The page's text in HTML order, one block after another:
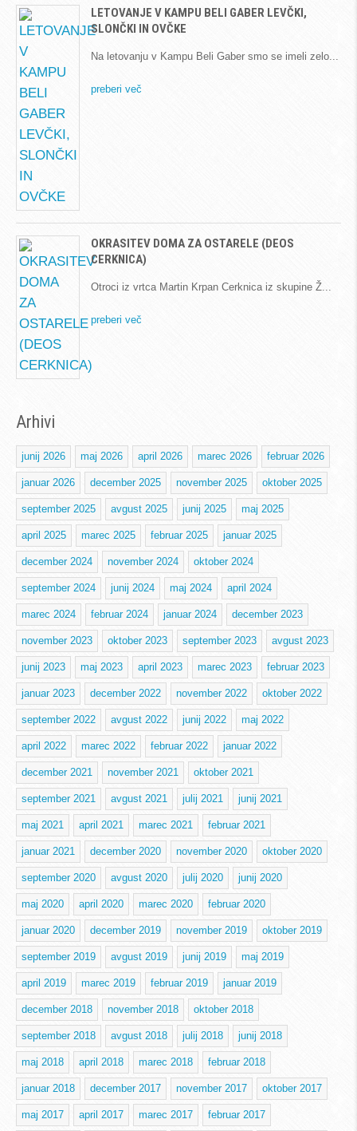
LETOVANJE V KAMPU BELI GABER LEVČKI,
SLONČKI IN OVČKE
Na letovanju v Kampu Beli Gaber smo se imeli zelo
preberi več
OKRASITEV DOMA ZA OSTARELE (DEOS
CERKNICA)
Otroci iz vrtca Martin Krpan Cerknica iz skupine Ž
preberi več
Arhivi
junij 2026 maj 2026 april 2026 marec 2026 februar 2026
januar 2026 december 2025 november 2025 oktober 2025
september 2025 avgust 2025 junij 2025 maj 2025
april 2025 marec 2025 februar 2025 januar 2025
december 2024 november 2024 oktober 2024
september 2024 junij 2024 maj 2024 april 2024
marec 2024 februar 2024 januar 2024 december 2023
november 2023 oktober 2023 september 2023 avgust 2023
junij 2023 maj 2023 april 2023 marec 2023 februar 2023
januar 2023 december 2022 november 2022 oktober 2022
september 2022 avgust 2022 junij 2022 maj 2022
april 2022 marec 2022 februar 2022 januar 2022
december 2021 november 2021 oktober 2021
september 2021 avgust 2021 julij 2021 junij 2021
maj 2021 april 2021 marec 2021 februar 2021
januar 2021 december 2020 november 2020 oktober 2020
september 2020 avgust 2020 julij 2020 junij 2020
maj 2020 april 2020 marec 2020 februar 2020
januar 2020 december 2019 november 2019 oktober 2019
september 2019 avgust 2019 junij 2019 maj 2019
april 2019 marec 2019 februar 2019 januar 2019
december 2018 november 2018 oktober 2018
september 2018 avgust 2018 julij 2018 junij 2018
maj 2018 april 2018 marec 2018 februar 2018
januar 2018 december 2017 november 2017 oktober 2017
maj 2017 april 2017 marec 2017 februar 2017